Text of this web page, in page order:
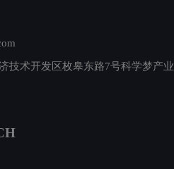
技术开发区枚皋东路7号科学梦产业